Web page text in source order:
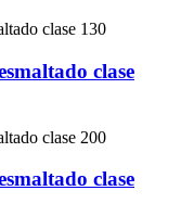
clase
clase